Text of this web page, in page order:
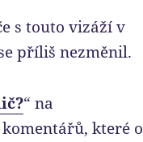
s touto vizáží v
příliš nezměnil.
“ na
které o